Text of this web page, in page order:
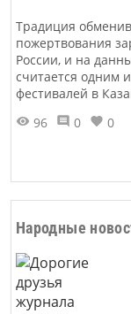
Традиция
пожертвования
России, и на
считается одним
фестивалей в
96
0 0
Народные